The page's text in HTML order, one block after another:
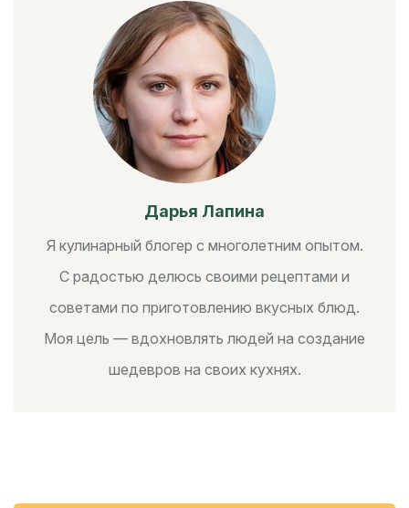
Дарья Лапина
Я кулинарный блогер с многолетним опытом.
С радостью делюсь своими рецептами и
советами по приготовлению вкусных блюд.
Моя цель — вдохновлять людей на создание
шедевров на своих кухнях.